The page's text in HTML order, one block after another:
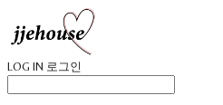
LOG IN 로그인